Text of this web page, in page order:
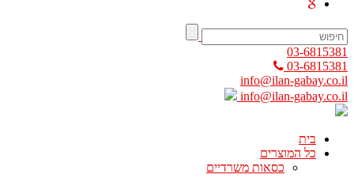
03-6815381
03-6815381
info@ilan-gabay.co.il
info@ilan-gabay.co.il
בית
כל המוצרים
כסאות משרדיים